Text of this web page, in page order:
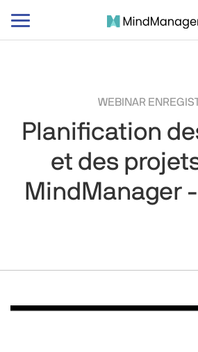
Basculer
WEBINAR
Planification
et des
MindManager